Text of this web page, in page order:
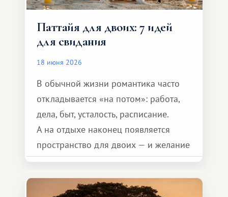
Паттайя для двоих: 7 идей
для свидания
18 июня 2026
В обычной жизни романтика часто
откладывается «на потом»: работа,
дела, быт, усталость, расписание.
А на отдыхе наконец появляется
пространство для двоих — и желание
сделать для близкого человека что-то
особенное. Не обязательно
масштабное, но тёплое